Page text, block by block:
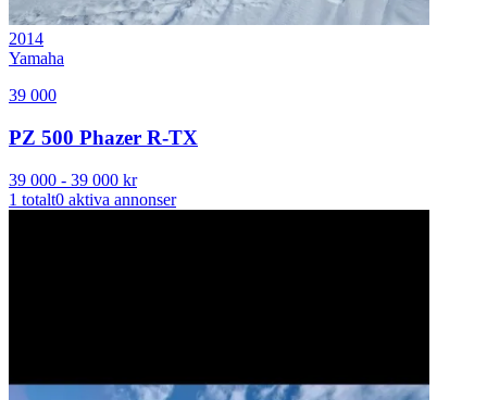
2014
Yamaha
39 000
PZ 500 Phazer R-TX
39 000 - 39 000 kr
1 totalt0 aktiva annonser